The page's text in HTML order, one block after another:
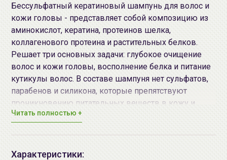
Бессульфатный кератиновый шампунь для волос и
кожи головы - представляет собой композицию из
аминокислот, кератина, протеинов шелка,
коллагенового протеина и растительных белков.
Решает три основных задачи: глубокое очищение
волос и кожи головы, восполнение белка и питание
кутикулы волос. В составе шампуня нет сульфатов,
парабенов и силикона, которые препятствуют
проникновению питательных веществ в кожу и
волосы и могут раздражать чувствительную кожу
кожи головы, для усталой, пересушенной,
Читать полностью +
Характеристики: